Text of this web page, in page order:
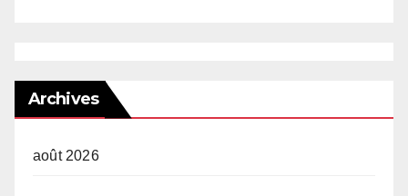
Archives
août 2026